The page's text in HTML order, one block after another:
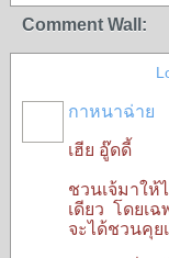
Comment Wall:
กาหนาฉ่าย
เฮีย อู๊ดดี้
ชวนเจ้มาให้
เดียว โดยเฉ
จะได้ชวนคุย